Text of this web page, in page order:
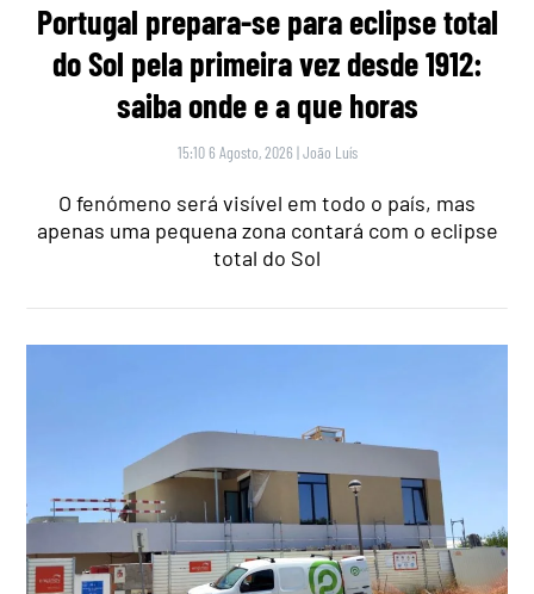
Portugal prepara-se para eclipse total
do Sol pela primeira vez desde 1912:
saiba onde e a que horas
15:10 6 Agosto, 2026 |João Luís
O fenómeno será visível em todo o país, mas
apenas uma pequena zona contará com o eclipse
total do Sol